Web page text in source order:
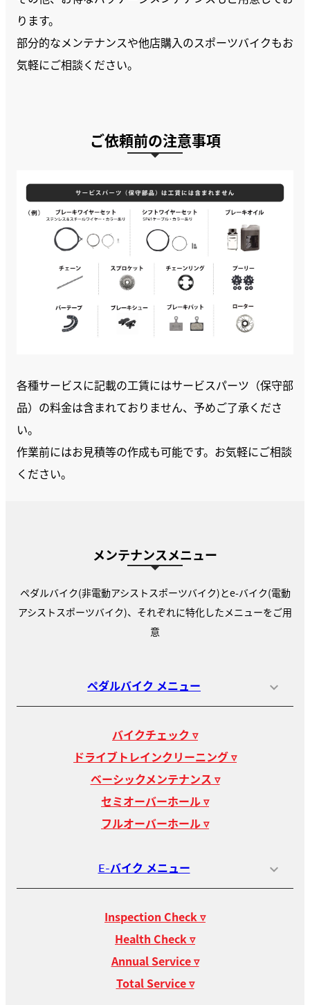
ります。
部分的なメンテナンスや他店購入のスポーツバイクもお
気軽にご相談ください。
ご依頼前の注意事項
各種サービスに記載の工賃にはサービスパーツ（保守部
品）の料金は含まれておりません、予めご了承くださ
い。
作業前にはお見積等の作成も可能です。お気軽にご相談
ください。
メンテナンスメニュー
ペダルバイク(非電動アシストスポーツバイク)とe-バイク(電動
アシストスポーツバイク)、それぞれに特化したメニューをご用
意
ペダルバイク メニュー
バイクチェック ▿
ドライブトレインクリーニング ▿
ベーシックメンテナンス ▿
セミオーバーホール ▿
フルオーバーホール ▿
E-バイク メニュー
Inspection Check ▿
Health Check ▿
Annual Service ▿
Total Service ▿